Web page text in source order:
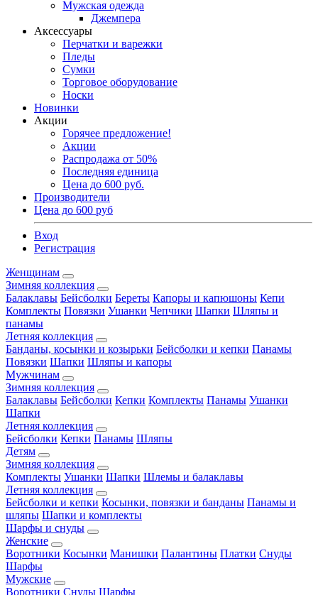
Мужская одежда
Джемпера
Аксессуары
Перчатки и варежки
Пледы
Сумки
Торговое оборудование
Носки
Новинки
Акции
Горячее предложение!
Акции
Распродажа от 50%
Последняя единица
Цена до 600 руб.
Производители
Цена до 600 руб
Вход
Регистрация
Женщинам
Зимняя коллекция
Балаклавы Бейсболки Береты Капоры и капюшоны Кепи
Комплекты Повязки Ушанки Чепчики Шапки Шляпы и
панамы
Летняя коллекция
Банданы, косынки и козырьки Бейсболки и кепки Панамы
Повязки Шапки Шляпы и капоры
Мужчинам
Зимняя коллекция
Балаклавы Бейсболки Кепки Комплекты Панамы Ушанки
Шапки
Летняя коллекция
Бейсболки Кепки Панамы Шляпы
Детям
Зимняя коллекция
Комплекты Ушанки Шапки Шлемы и балаклавы
Летняя коллекция
Бейсболки и кепки Косынки, повязки и банданы Панамы и
шляпы Шапки и комплекты
Шарфы и снуды
Женские
Воротники Косынки Манишки Палантины Платки Снуды
Шарфы
Мужские
Воротники Снуды Шарфы